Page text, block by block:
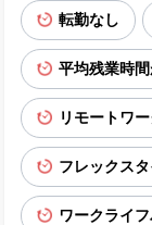
転勤なし
平均残業時
リモートワ
フレックス
ワークライ